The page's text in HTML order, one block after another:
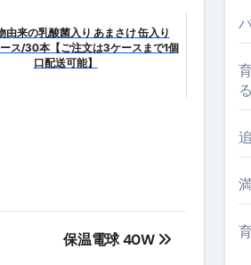
ナ #ダイエット #筋トレ #美容 #健
ロテイン #痩せる
・調温・吸湿発熱…あなたの寝室に
まで徹底分類！室内で“足腰と体幹”
海外・国内旅行を最安値で実現す
由来の乳酸菌入り あまさけ 缶入り
ス/30本【ご注文は3ケースまで1個
口配送可能】
保温電球 40W